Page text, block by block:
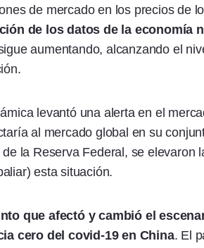
de mercado en los precios de
de los datos de la economía
aumentando, alcanzando el
levantó una alerta en el
al mercado global en su
de la Reserva Federal, se elevaron
esta situación.
que afectó y cambió el
cero del covid-19 en China. El